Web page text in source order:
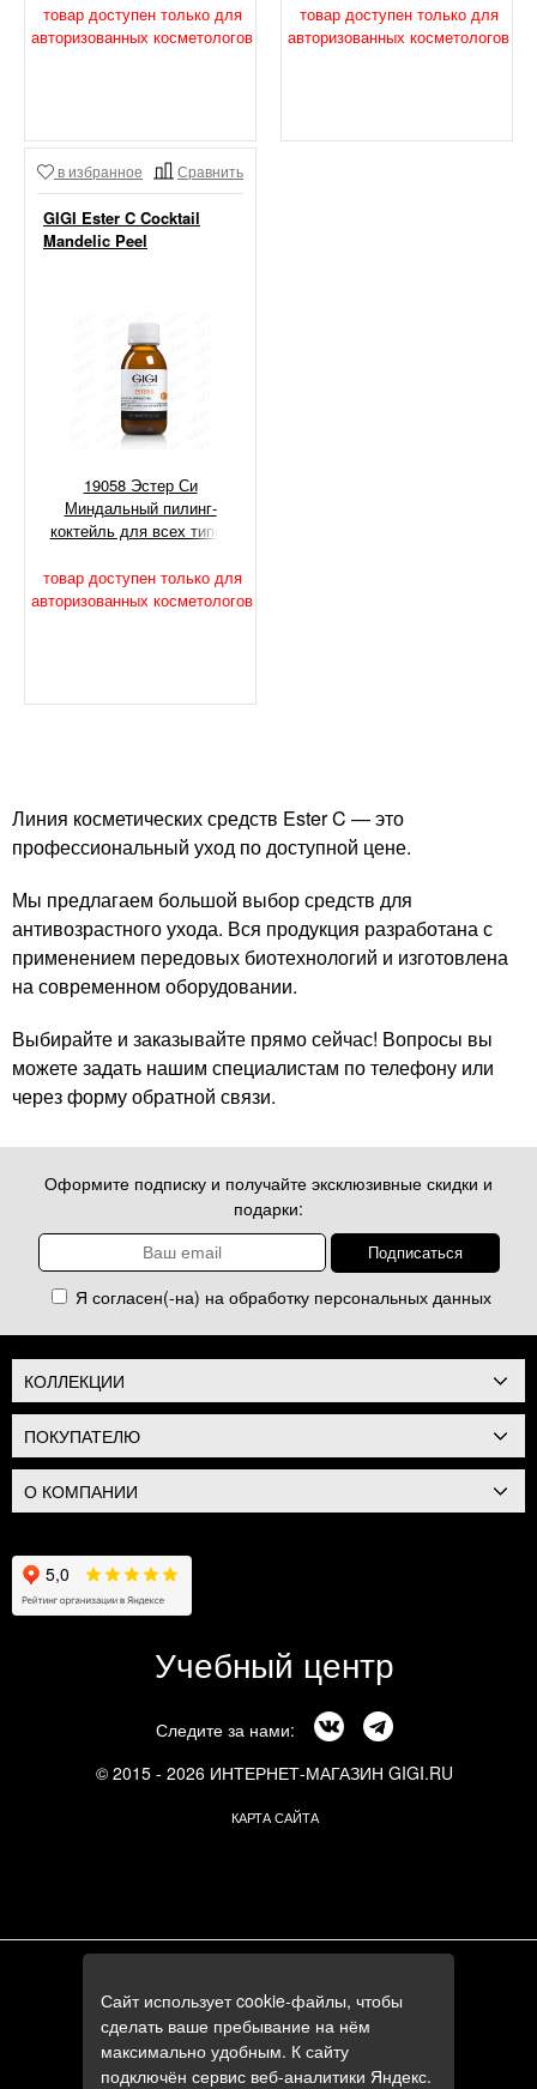
товар доступен только для
авторизованных косметологов
товар доступен только для
авторизованных косметологов
в избранное Сравнить
GIGI Ester C Cocktail
Mandelic Peel
19058 Эстер Си
Миндальный пилинг-
коктейль для всех типов
товар доступен только для
авторизованных косметологов
Линия косметических средств Ester C — это
профессиональный уход по доступной цене.
Мы предлагаем большой выбор средств для
антивозрастного ухода. Вся продукция разработана с
применением передовых биотехнологий и изготовлена
на современном оборудовании.
Выбирайте и заказывайте прямо сейчас! Вопросы вы
можете задать нашим специалистам по телефону или
через форму обратной связи.
Оформите подписку и получайте эксклюзивные скидки и
подарки:
Я согласен(-на) на обработку персональных данных
КОЛЛЕКЦИИ
ПОКУПАТЕЛЮ
О КОМПАНИИ
Учебный центр
Следите за нами:
© 2015 - 2026 ИНТЕРНЕТ-МАГАЗИН GIGI.RU
КАРТА САЙТА
+7 (495) 644-84-05
+7 (985) 644-84-05
e-mail:
zakaz@gigi.ru
Сайт использует cookie-файлы, чтобы
сделать ваше пребывание на нём
максимально удобным. К сайту
подключён сервис веб-аналитики Яндекс.